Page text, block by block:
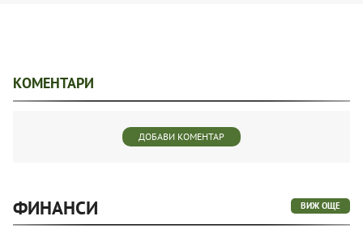
КОМЕНТАРИ
ДОБАВИ КОМЕНТАР
ФИНАНСИ ВИЖ ОЩЕ